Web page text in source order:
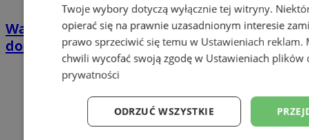
Wakacyjny wypoczynek nad Bałtykiem w
domkach Szmaragdowe Morze
Twoje wybory dotyczą wyłącznie tej witryny.
opierać się na prawnie uzasadnionym interesie
prawo sprzeciwić się temu w Ustawieniach reklam.
chwili wycofać swoją zgodę w Ustawieniach plików
prywatności
ODRZUĆ WSZYSTKIE